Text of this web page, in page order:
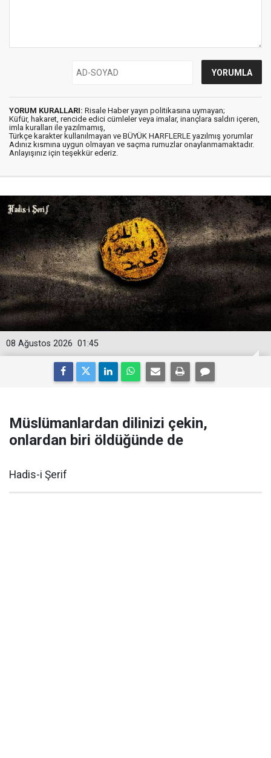
YORUM KURALLARI: Risale Haber yayın politikasına uymayan;
Küfür, hakaret, rencide edici cümleler veya imalar, inançlara saldırı içeren,
imla kuralları ile yazılmamış,
Türkçe karakter kullanılmayan ve BÜYÜK HARFLERLE yazılmış yorumlar
Adınız kısmına uygun olmayan ve saçma rumuzlar onaylanmamaktadır.
Anlayışınız için teşekkür ederiz.
01:45
08 Ağustos 2026
Müslümanlardan dilinizi çekin,
onlardan biri öldüğünde de
Hadis-i Şerif